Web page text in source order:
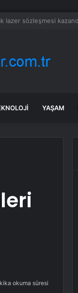
saatten fazla havada
YAŞAM
okuma süresi